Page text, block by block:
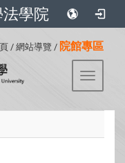
學院
/ 網站導覽 / 院館專區
Toggle